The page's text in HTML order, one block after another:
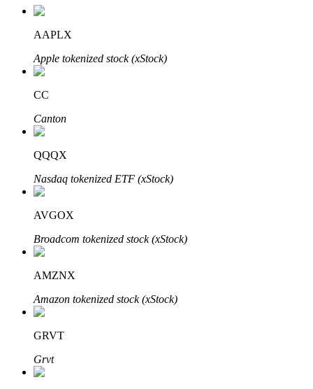
الاستثمار التلقائي
احصل على أرباح طويلة الأجل وفوائد مرنة
تعرف على كيفية كسب الدخل السلبي
Bitrue
AAPLX
Apple tokenized stock (xStock)
CC
Canton
QQQX
Nasdaq tokenized ETF (xStock)
AVGOX
Broadcom tokenized stock (xStock)
AMZNX
Amazon tokenized stock (xStock)
GRVT
Grvt